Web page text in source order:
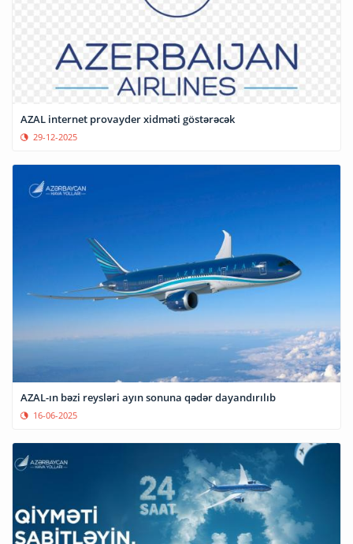
AZAL internet provayder xidməti göstərəcək
29-12-2025
AZAL-ın bəzi reysləri ayın sonuna qədər dayandırılıb
16-06-2025